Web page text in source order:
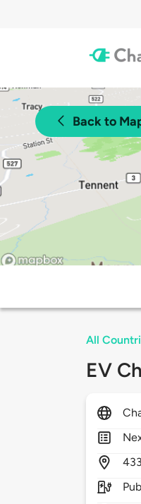
Back to
All
EV